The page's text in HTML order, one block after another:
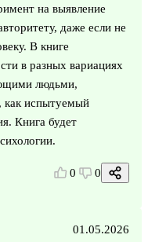
на выявление
даже если не
В книге
в разных вариациях
людьми,
как испытуемый
Книга будет
0 0
01.05.2026